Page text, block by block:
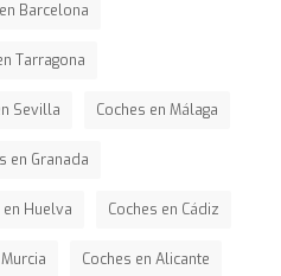
Barcelona
Tarragona
Sevilla Coches en Málaga
en Granada
en Huelva Coches en Cádiz
Coches en Alicante